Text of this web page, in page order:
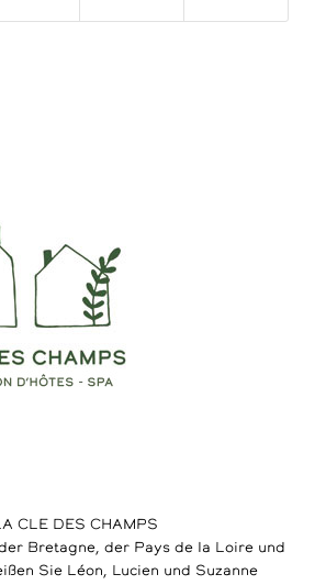
CLE DES CHAMPS
Bretagne, der Pays de la Loire und
Sie Léon, Lucien und Suzanne